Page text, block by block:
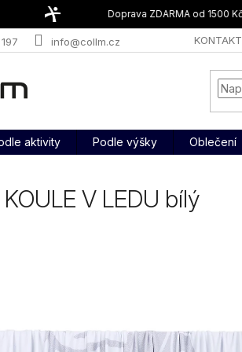
Doprava ZDARMA od 1500 Kč
info@collm.cz KONTAKT
aktivity Podle výšky Oblečení
V LEDU bílý